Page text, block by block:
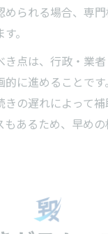
められる場合、専
。
き点は、行政・業
的に進めることで
きの遅れによって
あるため、早め